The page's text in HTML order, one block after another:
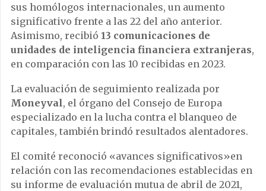
sus homólogos internacionales, un aumento
significativo frente a las 22 del año anterior.
Asimismo, recibió 13 comunicaciones de
unidades de inteligencia financiera extranjeras,
en comparación con las 10 recibidas en 2023.
La evaluación de seguimiento realizada por
Moneyval, el órgano del Consejo de Europa
especializado en la lucha contra el blanqueo de
capitales, también brindó resultados alentadores.
El comité reconoció «avances significativos»en
relación con las recomendaciones establecidas en
su informe de evaluación mutua de abril de 2021,